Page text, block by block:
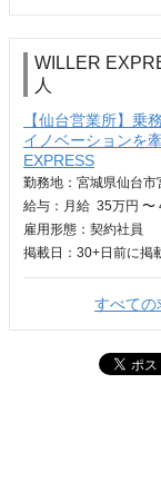
WILLER
人
【仙台営業所】乗
イノベーションを
EXPRESS
勤務地：宮城県仙台
給与： 月給 35万円 〜
雇用形態：契約社員
掲載日： 30+日 前に掲
すべての